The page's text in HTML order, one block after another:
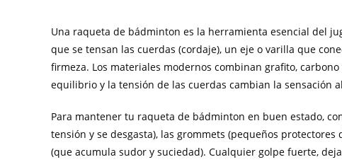
Una raqueta de bádminton es la herramienta esencial del
que se tensan las cuerdas (cordaje), un eje o varilla que
firmeza. Los materiales modernos combinan grafito,
equilibrio y la tensión de las cuerdas cambian la sensación
Para mantener tu raqueta de bádminton en buen estado,
tensión y se desgasta), las grommets (pequeños
(que acumula sudor y suciedad). Cualquier golpe fuerte,